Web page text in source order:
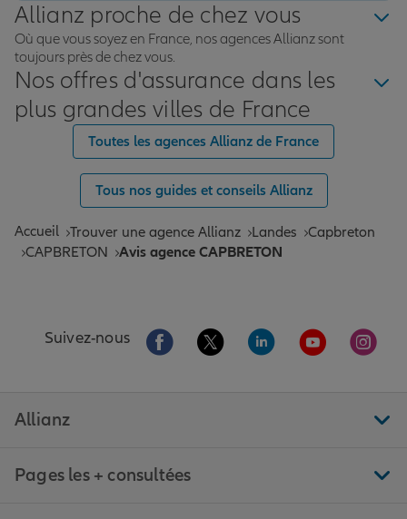
Allianz proche de chez vous
Où que vous soyez en France, nos agences Allianz sont
toujours près de chez vous.
Nos offres d'assurance dans les
plus grandes villes de France
Toutes les agences Allianz de France
Tous nos guides et conseils Allianz
Accueil Trouver une agence Allianz Landes
Capbreton
CAPBRETON
Avis agence CAPBRETON
Suivez-nous Aller sur la page Facebook de Allianz
Aller sur la page Twitter de
Aller sur la page
Aller sur la
Aller
Allianz
Pages les + consultées